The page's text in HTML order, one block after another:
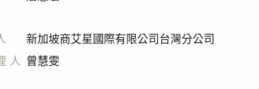
新加坡商艾星國際有限公司台灣分公司
人 曾慧雯